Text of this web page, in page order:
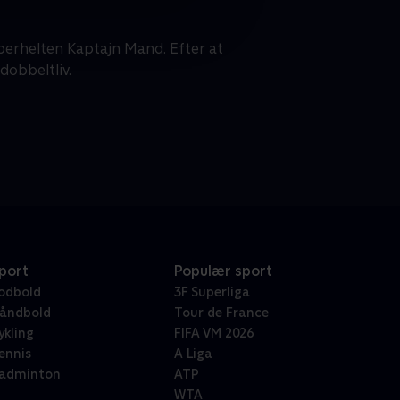
Kaptajn Mand. Efter at
Populær sport
3F Superliga
Tour de France
FIFA VM 2026
A Liga
ATP
WTA